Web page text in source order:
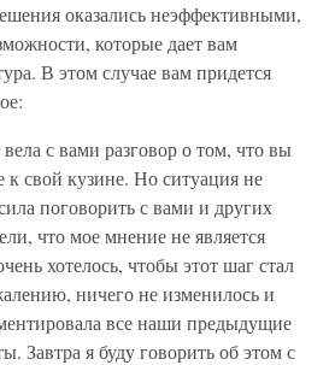
оказались неэффективными,
которые дает вам
В этом случае вам придется
с вами разговор о том, что вы
к свой кузине. Но ситуация не
поговорить с вами и других
что мое мнение не является
хотелось, чтобы этот шаг стал
ничего не изменилось и
все наши предыдущие
Завтра я буду говорить об этом с